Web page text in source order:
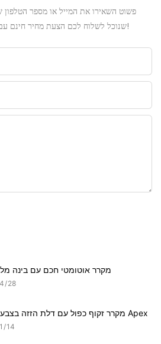
פשוט השאירו את המייל או מספר
שנוכל לשלוח לכם הצעת מחיר חינם עבור מגוון העיצובים הרחב שלנו!
מקרר אוטומטי חכם עם בינה
28
מקרר זקוף כפול עם דלת הזזה בצבע לבן של Apex
14